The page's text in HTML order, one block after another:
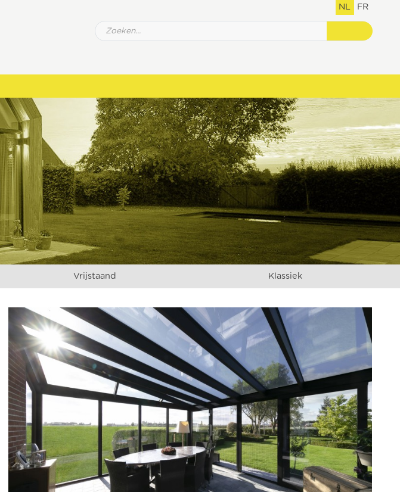
NL FR
Vrijstaand Klassiek